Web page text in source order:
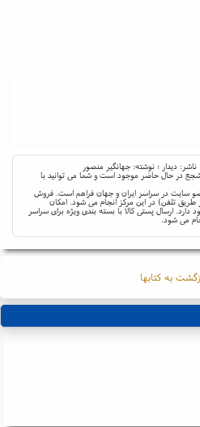
اشجع در حال حاضر موجود است و شما می توانید با
عضو سایت در سراسر ایران و جهان فراهم است. فروش
تلفن) در این مرکز انجام می شود. امکان
ارسال پستی کالا با بسته بندی ویژه برای سراسر
می شود.
به کتابها